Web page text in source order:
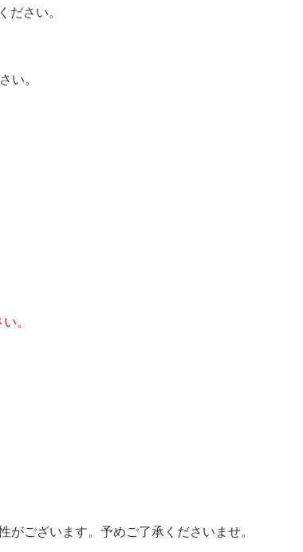
ださい。
い。
。
ございます。予めご了承くださいませ。